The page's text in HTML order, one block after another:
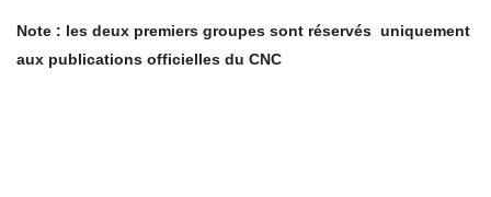
Note : les deux premiers groupes sont réservés uniquement
aux publications officielles du CNC